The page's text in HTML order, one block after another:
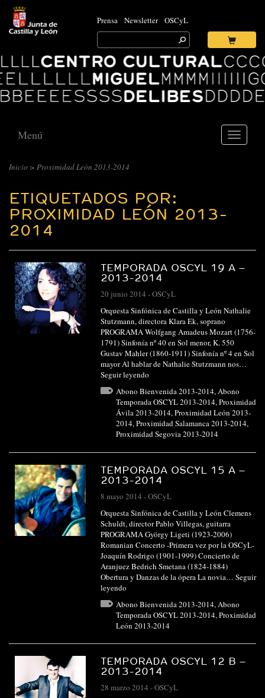
Prensa Newsletter OSCyL
Search
for:
Ok
Centro
Cultural
Miguel
Delibes
Toggle
Menú
Inicio > Proximidad León 2013-2014
ETIQUETADOS POR:
PROXIMIDAD LEÓN 2013-
2014
TEMPORADA OSCYL 19 A –
2013-2014
20 junio 2014 -OSCyL
Orquesta Sinfónica de Castilla y León Nathalie
Stutzmann, directora Klara Ek, soprano
PROGRAMA Wolfgang Amadeus Mozart (1756-
1791) Sinfonía nº 40 en Sol menor, K. 550
Gustav Mahler (1860-1911) Sinfonía nº 4 en Sol
mayor Al hablar de Nathalie Stutzmann nos…
Seguir leyendo
Abono Bienvenida 2013-2014,Abono
Temporada OSCYL 2013-2014,Proximidad
Ávila 2013-2014,Proximidad León 2013-
2014,Proximidad Salamanca 2013-2014,
Proximidad Segovia 2013-2014
TEMPORADA OSCYL 15 A –
2013-2014
8 mayo 2014 -OSCyL
Orquesta Sinfónica de Castilla y León Clemens
Schuldt, director Pablo Villegas, guitarra
PROGRAMA György Ligeti (1923-2006)
Romanian Concerto -Primera vez por la OSCyL-
Joaquín Rodrigo (1901-1999) Concierto de
Aranjuez Bedrich Smetana (1824-1884)
Obertura y Danzas de la ópera La novia… Seguir
leyendo
Abono Bienvenida 2013-2014, Abono
Temporada OSCYL 2013-2014, Proximidad
León 2013-2014
TEMPORADA OSCYL 12 B –
2013-2014
28 marzo 2014 -OSCyL